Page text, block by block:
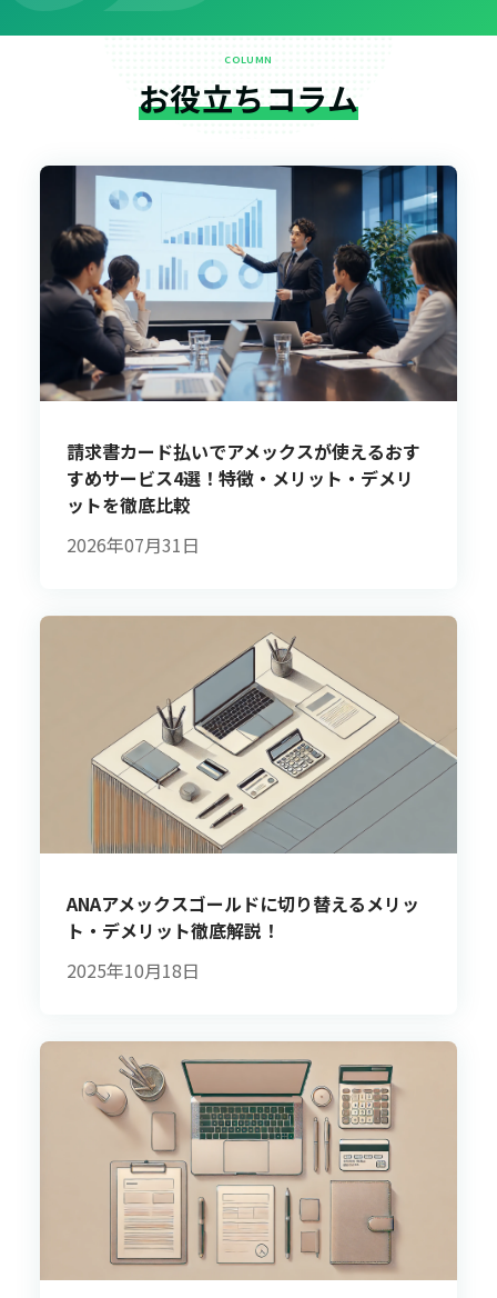
COLUMN
お役立ちコラム
請求書カード払いでアメックスが使えるおす
すめサービス4選！特徴・メリット・デメリ
ットを徹底比較
2026年07月31日
ANAアメックスゴールドに切り替えるメリッ
ト・デメリット徹底解説！
2025年10月18日